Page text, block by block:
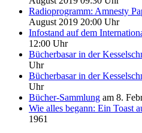
Radioprogramm: Amnesty
August 2019 20:00 Uhr
Infostand auf dem
12:00 Uhr
Bücherbasar in der
Uhr
Bücherbasar in der
Uhr
Bücher-Sammlung am 8.
Wie alles begann: Ein Toast
1961